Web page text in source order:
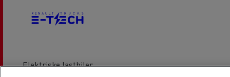
Elektriske lastbiler